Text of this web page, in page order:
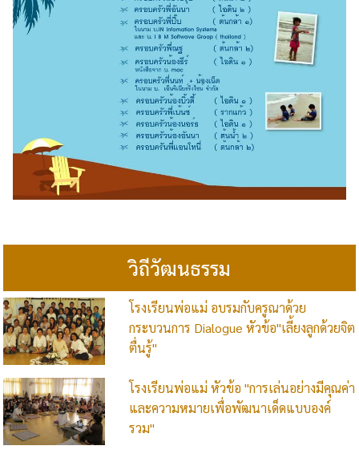
วิถีวัฒนธรรม
โรงเรียนพ่อแม่ อบรมกับครูณาด้วย
กระบวนการ Dialogue หัวข้อ"เลี้ยงลูกด้วยจิต
ตื่นรู้"
โรงเรียนพ่อแม่ หัวข้อ "การเล่นอย่างมีคุณค่า
และความหมายเพื่อพัฒนาเด็ดแบบองค์
รวม"